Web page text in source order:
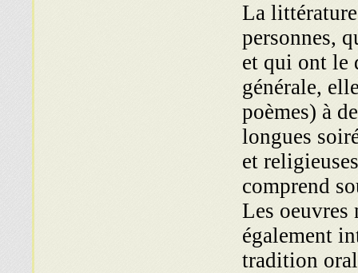
La littérature
personnes,
et qui ont le
générale,
poèmes) à
longues
et
comprend
Les oeuvres
également
tradition